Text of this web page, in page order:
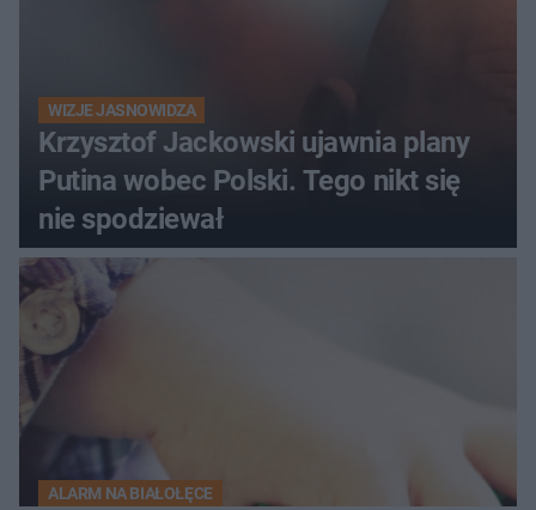
WIZJE JASNOWIDZA
Krzysztof Jackowski ujawnia plany
Putina wobec Polski. Tego nikt się
nie spodziewał
ALARM NA BIAŁOŁĘCE